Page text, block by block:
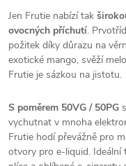
Jen Frutie nabízí tak
ovocných příchutí.
požitek díky důrazu na
exotické mango, svěží
Frutie je sázkou na jistotu.
S poměrem 50VG / 50PG
vychutnat v mnoha
Frutie hodí převážně pro
otvory pro e-liquid. Ideální